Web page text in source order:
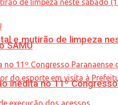
e mutirão de limpeza
SAMU
inédita no 11º